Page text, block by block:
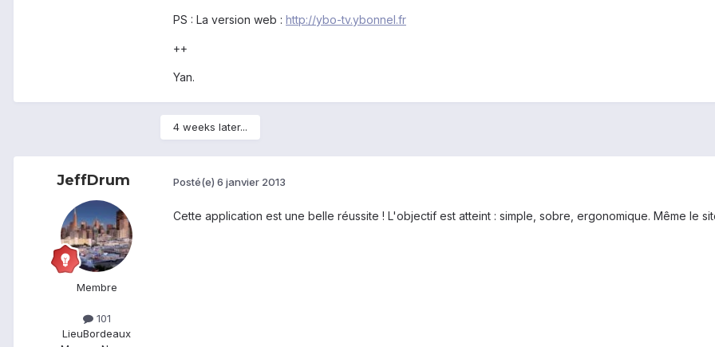
PS : La version web : http://ybo-tv.ybonnel.fr
++
Yan.
4 weeks later...
JeffDrum
Membre
101
LieuBordeaux
Posté(e) 6 janvier 2013
Cette application est une belle réussite ! L'objectif est atteint : simple, sobre, ergonomique. Même le